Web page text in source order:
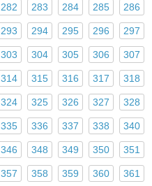
282 283 284 285 286
293 294 295 296 297
303 304 305 306 307
314 315 316 317 318
324 325 326 327 328
335 336 337 338 340
346 348 349 350 351
357 358 359 360 361